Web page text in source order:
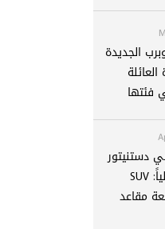
الجديدة
فئتها
دستنيتور
الجديدة كلياً: SUV
مقاعد